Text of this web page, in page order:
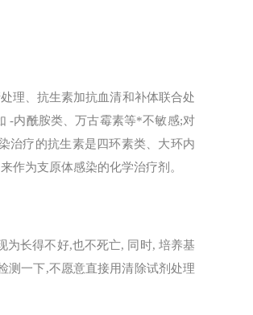
理、抗生素加抗血清和补体联合处
-内酰胺类、万古霉素等*不敏感;对
治疗的抗生素是四环素类、大环内
作为支原体感染的化学治疗剂。
为长得不好,也不死亡, 同时, 培养基
测一下,不愿意直接用清除试剂处理